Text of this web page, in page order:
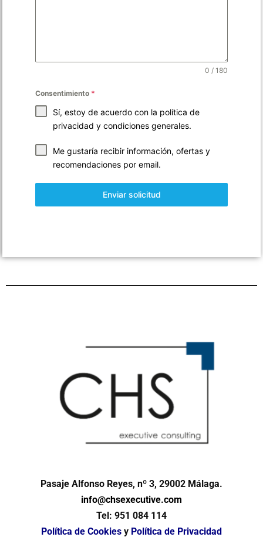
0 / 180
Consentimiento *
Sí, estoy de acuerdo con la política de
privacidad y condiciones generales.
Me gustaría recibir información, ofertas y
recomendaciones por email.
Enviar solicitud
Pasaje Alfonso Reyes, nº 3, 29002 Málaga.
info@chsexecutive.com
Tel: 951 084 114
Política de Cookies y Política de Privacidad